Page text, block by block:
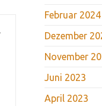
Februar 2024
Dezember
November
Juni 2023
April 2023